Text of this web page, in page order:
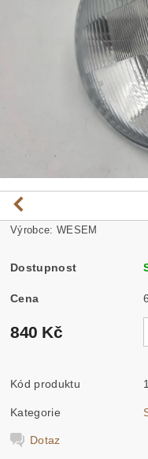
Výrobce: WESEM
Dostupnost
Cena
840 Kč
Kód produktu
Kategorie
Dotaz